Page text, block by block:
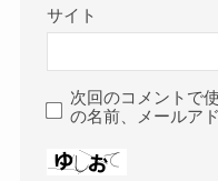
サイト
次回のコメントで
の名前、メールア